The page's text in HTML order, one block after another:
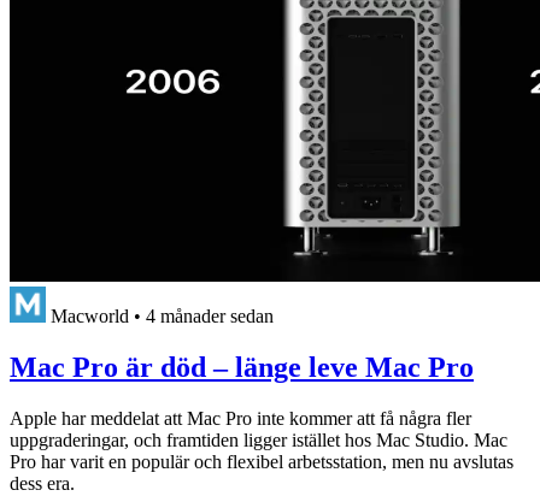
Macworld • 4 månader sedan
Mac Pro är död – länge leve Mac Pro
Apple har meddelat att Mac Pro inte kommer att få några fler
uppgraderingar, och framtiden ligger istället hos Mac Studio. Mac
Pro har varit en populär och flexibel arbetsstation, men nu avslutas
dess era.